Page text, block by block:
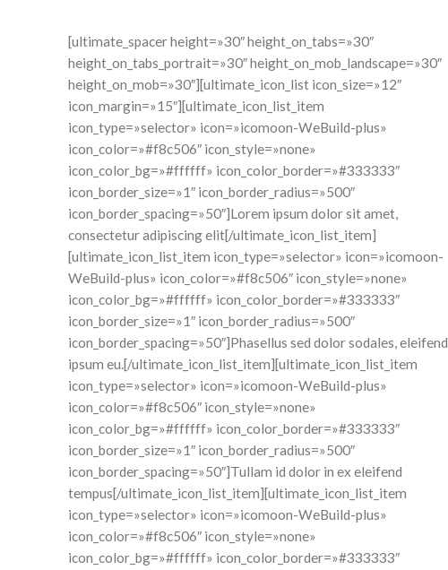
[ultimate_spacer height=»30″ height_on_tabs=»30″
height_on_tabs_portrait=»30″ height_on_mob_landscape=»30″
height_on_mob=»30″][ultimate_icon_list icon_size=»12″
icon_margin=»15″][ultimate_icon_list_item
icon_type=»selector» icon=»icomoon-WeBuild-plus»
icon_color=»#f8c506″ icon_style=»none»
icon_color_bg=»#ffffff» icon_color_border=»#333333″
icon_border_size=»1″ icon_border_radius=»500″
icon_border_spacing=»50″]Lorem ipsum dolor sit amet,
consectetur adipiscing elit[/ultimate_icon_list_item]
[ultimate_icon_list_item icon_type=»selector» icon=»icomoon-
WeBuild-plus» icon_color=»#f8c506″ icon_style=»none»
icon_color_bg=»#ffffff» icon_color_border=»#333333″
icon_border_size=»1″ icon_border_radius=»500″
icon_border_spacing=»50″]Phasellus sed dolor sodales, eleifend
ipsum eu.[/ultimate_icon_list_item][ultimate_icon_list_item
icon_type=»selector» icon=»icomoon-WeBuild-plus»
icon_color=»#f8c506″ icon_style=»none»
icon_color_bg=»#ffffff» icon_color_border=»#333333″
icon_border_size=»1″ icon_border_radius=»500″
icon_border_spacing=»50″]Tullam id dolor in ex eleifend
tempus[/ultimate_icon_list_item][ultimate_icon_list_item
icon_type=»selector» icon=»icomoon-WeBuild-plus»
icon_color=»#f8c506″ icon_style=»none»
icon_color_bg=»#ffffff» icon_color_border=»#333333″